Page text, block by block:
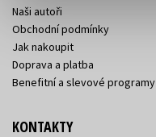
Naši autoři
Obchodní podmínky
Jak nakoupit
Doprava a platba
Benefitní a slevové programy
KONTAKTY